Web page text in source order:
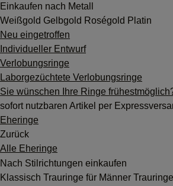
Einkaufen nach Metall
Weißgold Gelbgold Roségold Platin
Neu eingetroffen
Individueller Entwurf
Verlobungsringe
Laborgezüchtete Verlobungsringe
Sie wünschen Ihre Ringe
sofort nutzbaren Artikel per
Eheringe
Zurück
Alle Eheringe
Nach Stilrichtungen einkaufen
Klassisch Trauringe für Männer